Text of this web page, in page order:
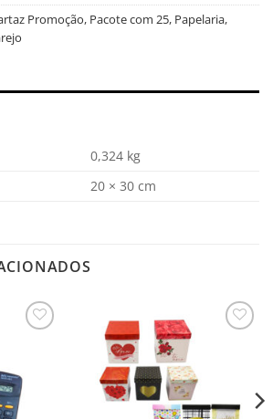
Promoção, Pacote com 25, Papelaria,
0,324 kg
20 × 30 cm